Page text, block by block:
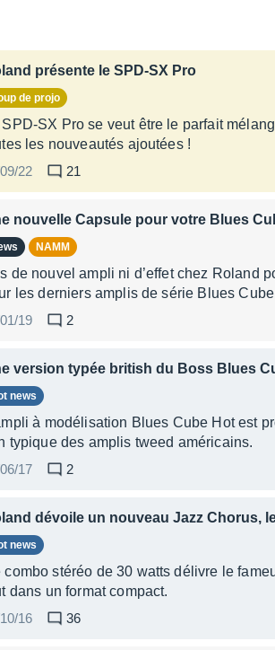
présente le SPD-SX Pro
de projo
SPD-SX Pro se veut être le parfait
les nouveautés ajoutées !
22
21
nouvelle Capsule pour votre Blues
NAMM
de nouvel ampli ni d’effet chez Roland
les derniers amplis de série Blues
19
2
version typée british du Boss Blues
news
à modélisation Blues Cube Hot est
typique des amplis tweed américains.
17
2
dévoile un nouveau Jazz Chorus,
news
combo stéréo de 30 watts délivre le
dans un format compact.
16
36